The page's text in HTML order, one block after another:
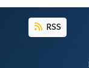
RSS